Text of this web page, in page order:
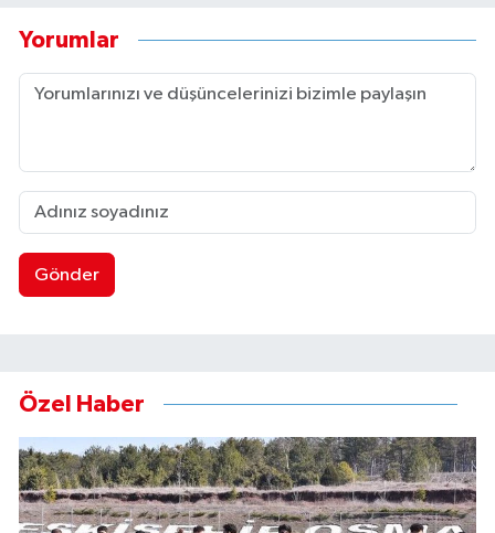
Yorumlar
Gönder
Özel Haber